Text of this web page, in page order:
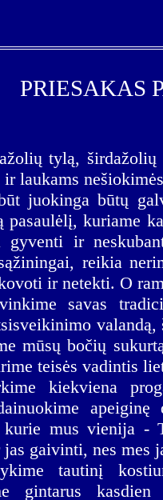
PRIESAKAS
tylą,
ir laukams
juokinga būtų
pasaulėlį, kuriame
gyventi ir
reikia
ir netekti. O
savas
mūsų bočių
teisės vadintis
kiekviena
kurie mus vienija -
gaivinti, nes mes
tautinį
gintarus